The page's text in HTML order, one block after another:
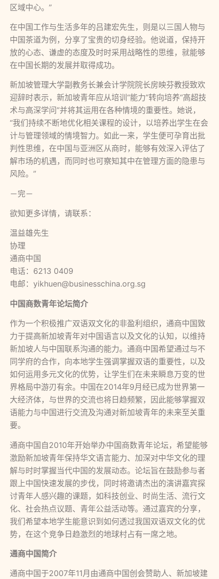
区域中心。”
在中国工作与生活多年的吕建宏先生，则是以三国人物与
中国茶道为例，分享了宝贵的切身经验。他说道，保持开
放的心态、谦虚的态度及时时采用战略性的思维，就能够
在中国长期的发展并取得成功。
新加坡管理大学副教务长兼会计学院院长房映芬教授致欢
迎辞时表示，新加坡青年应从培训“能力”转向培养“高超技
术与高深学问”并将其运用在各种情境的重要性。她说，
“我们持续不断地优化相关课程的设计，以培养出学生在会
计与管理领域的情境智力。如此一来，学生便可孕育出批
判性思维，在中国与亚洲区从商时，能够有效深入评估了
解市场的机遇，而同时也可察知其中在管理方面的隐患与
风险。”
－完－
欲知更多详情，请联系：
温益雄先生
协理
通商中国
电话：6213 0409
电邮：yikhuen@businesschina.org.sg
中国商数青年论坛简介
作为一个积极推广双语双文化的非盈利组织，通商中国致
力于提高新加坡青年对中国语言以及文化的认知，以维持
新加坡人与中国联系沟通的能力。通商中国希望通过与不
同学府的合作，向本地学生强调掌握双语的重要性，以及
如何运用多元文化的优势，让学生们在未来瞬息万变的世
界格局中游刃有余。中国在2014年9月经已成为世界第一
大经济体，与世界的交流也将日趋频繁，因此能够掌握双
语能力与中国进行交流及沟通对新加坡青年的未来至关重
要。
通商中国自2010年开始举办中国商数青年论坛，希望能够
激励新加坡青年保持华文语言能力、加深对中华文化的理
解与时时掌握当代中国的发展动态。论坛旨在鼓励参与者
跟上中国快速发展的步伐，同时将邀请杰出的演讲嘉宾探
讨青年人感兴趣的课题，如科技创业、时尚生活、流行文
化、社会热点议题、青年公益活动等。通过嘉宾的分享，
我们希望本地学生能意识到如何透过我国双语双文化的优
势，在这个竞争日趋激烈的地球村占有一席之地。
通商中国简介
通商中国于2007年11月由通商中国创会赞助人、新加坡建